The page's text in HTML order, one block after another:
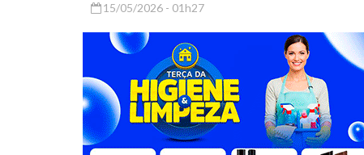
15/05/2026 - 01h27